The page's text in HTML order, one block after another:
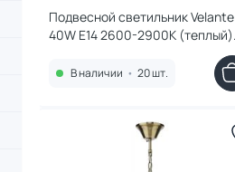
Подвесной светильник Velante
40W E14 2600-2900К (теплый)
В наличии • 20 шт.